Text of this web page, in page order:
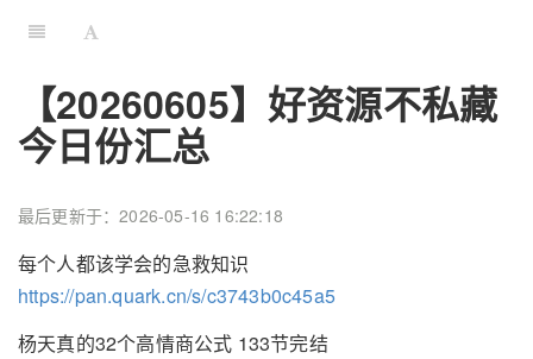
【20260605】好资源不私藏
今日份汇总
最后更新于：2026-05-16 16:22:18
每个人都该学会的急救知识
https://pan.quark.cn/s/c3743b0c45a5
杨天真的32个高情商公式 133节完结